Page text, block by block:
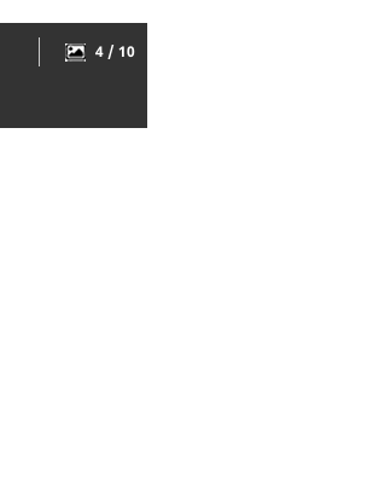
4 / 10